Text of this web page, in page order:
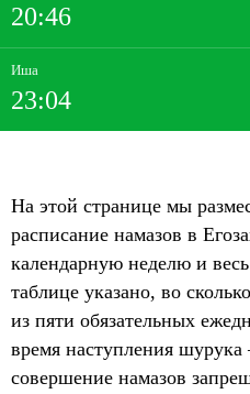
20:46
Иша
23:04
На этой странице мы
расписание намазов в
календарную неделю и
таблице указано, во
из пяти обязательных
время наступления
совершение намазов